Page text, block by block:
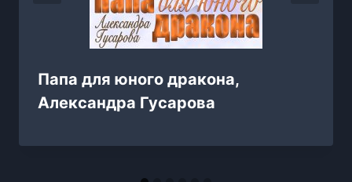
Папа для юного дракона,
Александра Гусарова